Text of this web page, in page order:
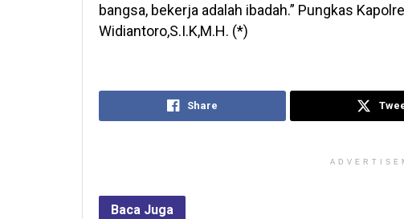
bangsa, bekerja adalah ibadah.” Pungkas
Widiantoro,S.I.K,M.H. (*)
Share
Baca Juga